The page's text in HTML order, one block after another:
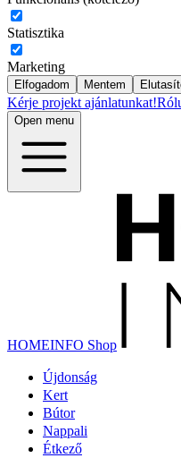
Statisztika
Marketing
Elfogadom Mentem
Kérje projekt ajánlatunkat!
Open menu
HOMEINFO Shop
Újdonság
Kert
Bútor
Nappali
Étkező